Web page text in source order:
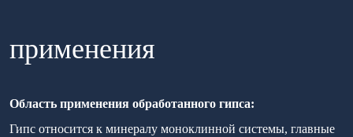
применения
Область применения обработанного гипса:
Гипс относится к минералу моноклинной системы, главные